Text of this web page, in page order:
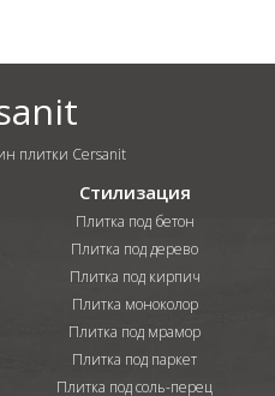
плитки Cersanit
Стилизация
Плитка под бетон
Плитка под дерево
Плитка под кирпич
Плитка моноколор
Плитка под мрамор
Плитка под паркет
Плитка под соль-перец